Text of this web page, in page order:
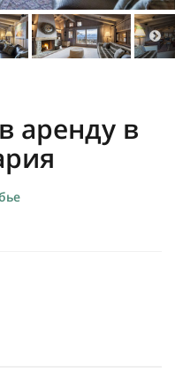
аренду в